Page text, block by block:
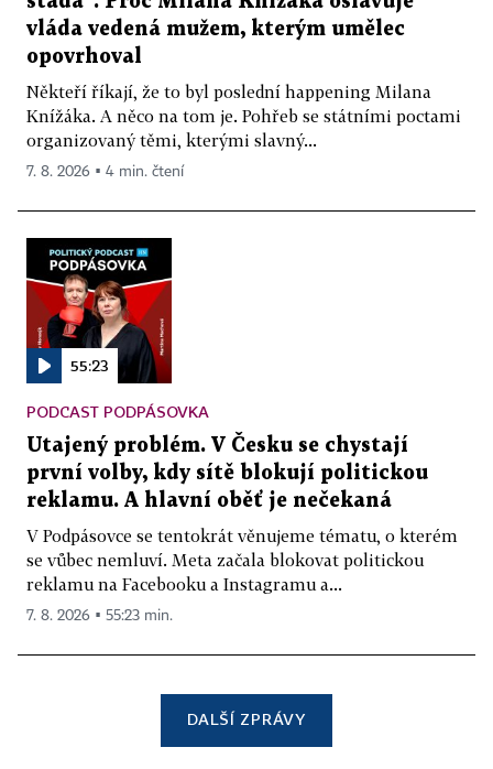
vláda vedená mužem, kterým umělec
opovrhoval
Někteří říkají, že to byl poslední happening Milana
Knížáka. A něco na tom je. Pohřeb se státními poctami
organizovaný těmi, kterými slavný...
7. 8. 2026 ▪ 4 min. čtení
55:23
PODCAST PODPÁSOVKA
Utajený problém. V Česku se chystají
první volby, kdy sítě blokují politickou
reklamu. A hlavní oběť je nečekaná
V Podpásovce se tentokrát věnujeme tématu, o kterém
se vůbec nemluví. Meta začala blokovat politickou
reklamu na Facebooku a Instagramu a...
7. 8. 2026 ▪ 55:23 min.
DALŠÍ ZPRÁVY